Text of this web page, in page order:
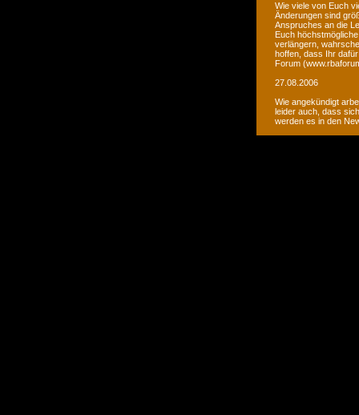
Wie viele von Euch
Änderungen sind
Anspruches an die
Euch
verlängern,
hoffen, dass Ihr
Forum
27.08.2006
Wie angekündigt
leider auch, dass
werden es in den